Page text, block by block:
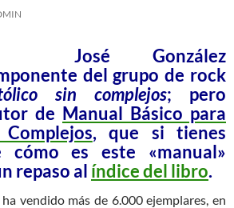
José González
del grupo de rock
sin complejos; pero
de Manual Básico para
, que si tienes
cómo es este «manual»
repaso al índice del libro.
vendido más de 6.000 ejemplares, en